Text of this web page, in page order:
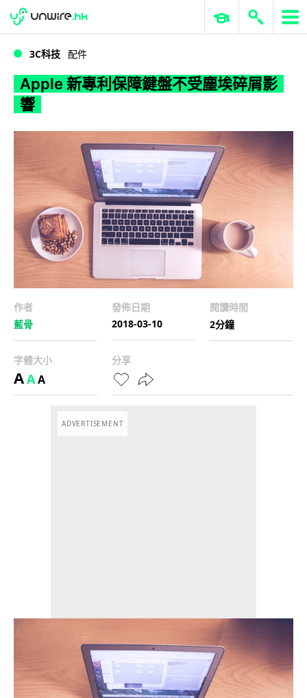
Apple 新專利保障鍵盤不受塵埃碎屑影響
WWDC 2026 ERP 與商業 AI
3C科技 配件
Apple 新專利保障鍵盤不受塵埃碎屑影
響
作者
藍骨
發佈日期
2018-03-10
閱讀時間
2分鐘
字體大小
AAA
分享
ADVERTISEMENT